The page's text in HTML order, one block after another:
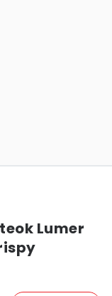
Lumer